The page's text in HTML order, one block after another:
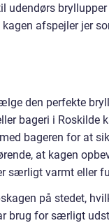
afspejler jer
den perfekte
bageri i Roskilde
bageren for at
at kagen
særligt varmt eller
på stedet,
brug for særligt